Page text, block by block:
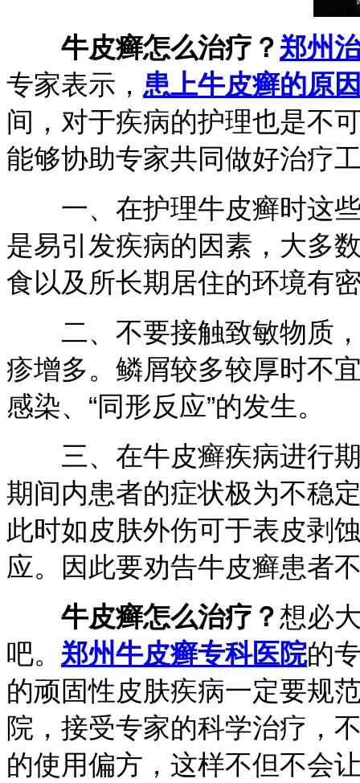
牛皮癣怎么治疗？ 郑州
专家表示， 患上牛皮癣的原
间，对于疾病的护理也是不
能够协助专家共同做好治疗
一、在护理牛皮癣时这些
是易引发疾病的因素，大多
食以及所长期居住的环境有
二、不要接触致敏物质，
疹增多。鳞屑较多较厚时不
感染、“同形反应”的发生。
三、在牛皮癣疾病进行期
期间内患者的症状极为不稳
此时如皮肤外伤可于表皮剥
应。因此要劝告牛皮癣患者
牛皮癣怎么治疗？想必
吧。 郑州牛皮癣专科医院的
的顽固性皮肤疾病一定要规
院，接受专家的科学治疗，
的使用偏方，这样不但不会